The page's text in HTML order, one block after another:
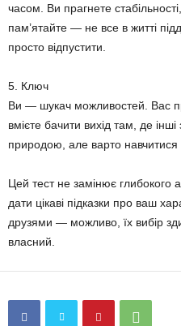
часом. Ви прагнете
пам’ятайте — не все в житті
просто відпустити.
5. Ключ
Ви — шукач можливостей. Вас
вмієте бачити вихід там, де
природою, але варто навчитися
Цей тест не замінює глибокого
дати цікаві підказки про ваш
друзями — можливо, їх вибір
власний.